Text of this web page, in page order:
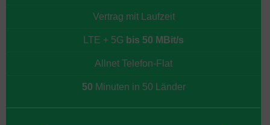
Vertrag mit Laufzeit
LTE + 5G bis 50 MBit/s
Allnet Telefon-Flat
50 Minuten in 50 Länder